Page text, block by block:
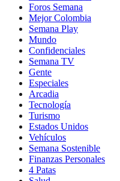
Foros Semana
Mejor Colombia
Semana Play
Mundo
Confidenciales
Semana TV
Gente
Especiales
Arcadia
Tecnología
Turismo
Estados Unidos
Vehículos
Semana Sostenible
Finanzas Personales
4 Patas